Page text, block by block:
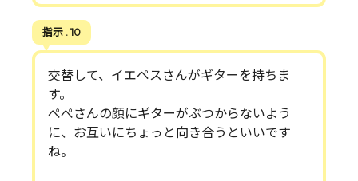
指示 . 10
交替して、イエペスさんがギターを持ちま
す。
ぺぺさんの顔にギターがぶつからないよう
に、お互いにちょっと向き合うといいです
ね。